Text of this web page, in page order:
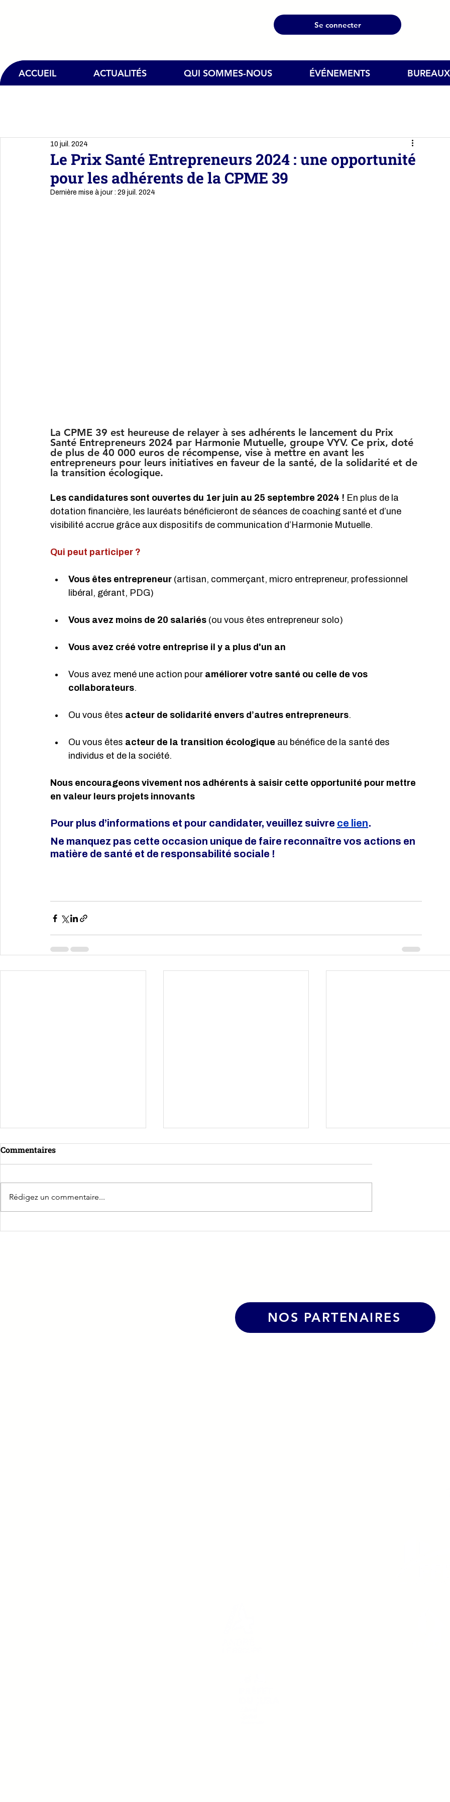
Se connecter
ACCUEIL ACTUALITÉS QUI SOMMES-NOUS ÉVÉNEMENTS BUREAUX
Le Prix Santé Entrepreneurs 2024 : une opportunité
pour les adhérents de la CPME 39
10 juil. 2024
Dernière mise à jour : 29 juil. 2024
La CPME 39 est heureuse de relayer à ses adhérents le lancement du Prix
Santé Entrepreneurs 2024 par Harmonie Mutuelle, groupe VYV. Ce prix, doté
de plus de 40 000 euros de récompense, vise à mettre en avant les
entrepreneurs pour leurs initiatives en faveur de la santé, de la solidarité et de
la transition écologique.
Les candidatures sont ouvertes du 1er juin au 25 septembre 2024 ! En plus de la
dotation financière, les lauréats bénéficieront de séances de coaching santé et d’une
visibilité accrue grâce aux dispositifs de communication d’Harmonie Mutuelle.
Qui peut participer ?
Vous êtes entrepreneur (artisan, commerçant, micro entrepreneur, professionnel
libéral, gérant, PDG)
Vous avez moins de 20 salariés (ou vous êtes entrepreneur solo)
Vous avez créé votre entreprise il y a plus d'un an
Vous avez mené une action pour améliorer votre santé ou celle de vos
collaborateurs.
Ou vous êtes acteur de solidarité envers d’autres entrepreneurs.
Ou vous êtes acteur de la transition écologique au bénéfice de la santé des
individus et de la société.
Nous encourageons vivement nos adhérents à saisir cette opportunité pour mettre
en valeur leurs projets innovants
Pour plus d’informations et pour candidater, veuillez suivre ce lien.
Ne manquez pas cette occasion unique de faire reconnaître vos actions en
matière de santé et de responsabilité sociale !
Commentaires
Rédigez un commentaire...
NOS PARTENAIRES